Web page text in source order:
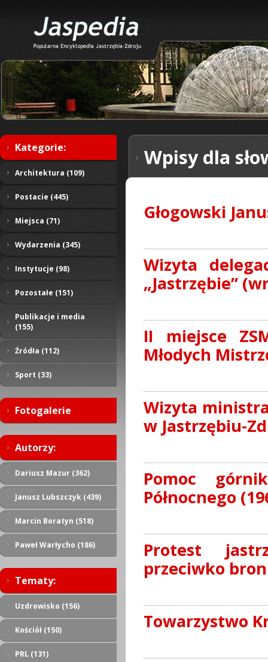
Kategorie:
Architektura (109)
Postacie (445)
Miejsca (71)
Wydarzenia (345)
Instytucje (98)
Pozostałe (151)
Publikacje i media
(155)
Źródła (112)
Sport (33)
Fotogalerie
Autorzy:
Dariusz Mazur (362)
Janusz Lubszczyk (439)
Marcin Boratyn (518)
Paweł Warłycho (186)
Tematy:
Uzdrowisko (156)
Kościół (150)
PRL (131)
Wpisy dla
Głogowski
Wizyta
„Jastrzębie”
II miejsce
Młodych
Wizyta
w Jastrzębiu-
Pomoc
Północnego
Protest
przeciwko
Towarzystwo